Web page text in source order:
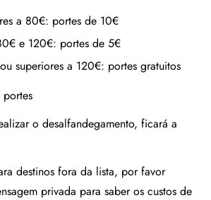
a 80€: portes de 10€
e 120€: portes de 5€
superiores a 120€: portes gratuitos
o desalfandegamento, ficará a
destinos fora da lista, por favor
privada para saber os custos de